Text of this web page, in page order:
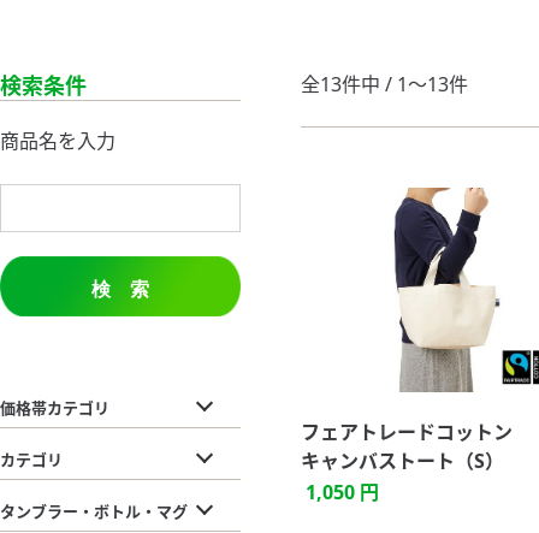
全13件中 / 1〜13件
フェアトレードコットン
キャンバストート（S）
1,050 円
検索条件
商品名を入力
検 索
価格帯カテゴリ
カテゴリ
タンブラー・ボトル・マグ